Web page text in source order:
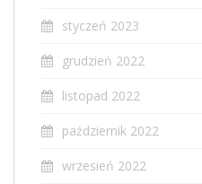
styczeń 2023
grudzień 2022
listopad 2022
październik 2022
wrzesień 2022